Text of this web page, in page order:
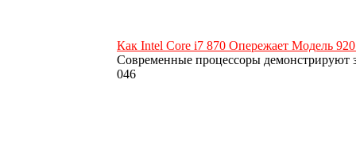
Как Intel Core i7 870 Опережает Модель
Современные процессоры демонстрируют
046